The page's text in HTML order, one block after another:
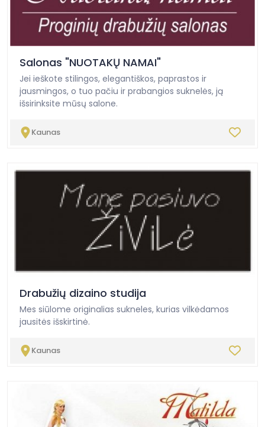
Salonas "NUOTAKŲ NAMAI"
Jei ieškote stilingos, elegantiškos, paprastos ir
jausmingos, o tuo pačiu ir prabangios suknelės, ją
išsirinksite mūsų salone.
Kaunas
Drabužių dizaino studija
Mes siūlome originalias sukneles, kurias vilkėdamos
jausitės išskirtinė.
Kaunas